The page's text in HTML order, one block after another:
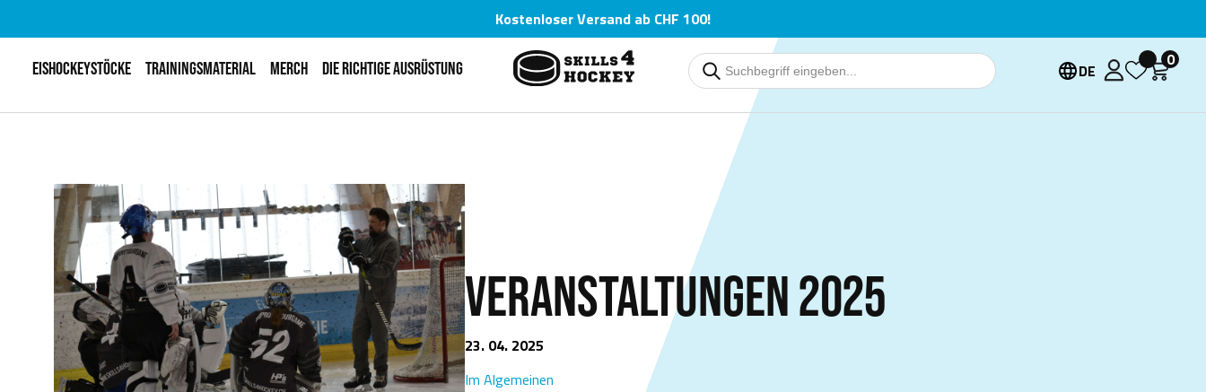
Kostenloser Versand ab CHF 100!
EISHOCKEYSTÖCKE TRAININGSMATERIAL MERCH DIE RICHTIGE AUSRÜSTUNG DE
0
VERANSTALTUNGEN 2025
23. 04. 2025
Im Algemeinen